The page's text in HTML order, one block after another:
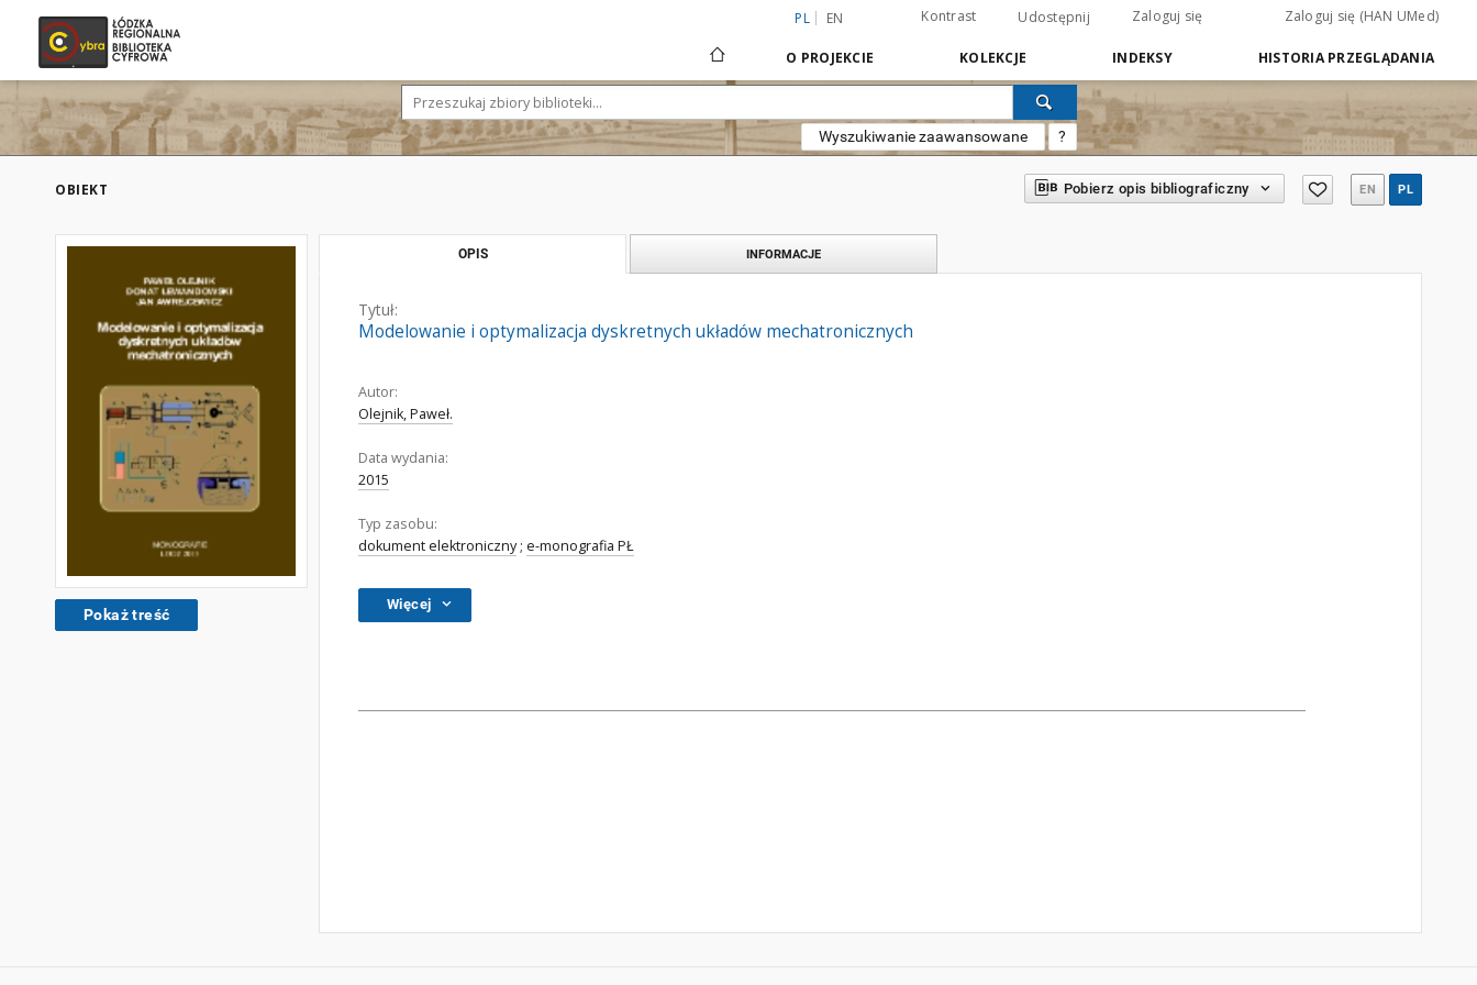
PL EN Kontrast Udostępnij Zaloguj się Zaloguj się (HAN UMed)
O PROJEKCIE KOLEKCJE INDEKSY HISTORIA PRZEGLĄDANIA
Wyszukiwanie zaawansowane ?
OBIEKT Pobierz opis bibliograficzny EN PL
Pokaż treść
OPIS INFORMACJE
Tytuł:
Modelowanie i optymalizacja dyskretnych układów mechatronicznych
Autor:
Olejnik, Paweł.
Data wydania:
2015
Typ zasobu:
dokument elektroniczny; e-monografia PŁ
Więcej